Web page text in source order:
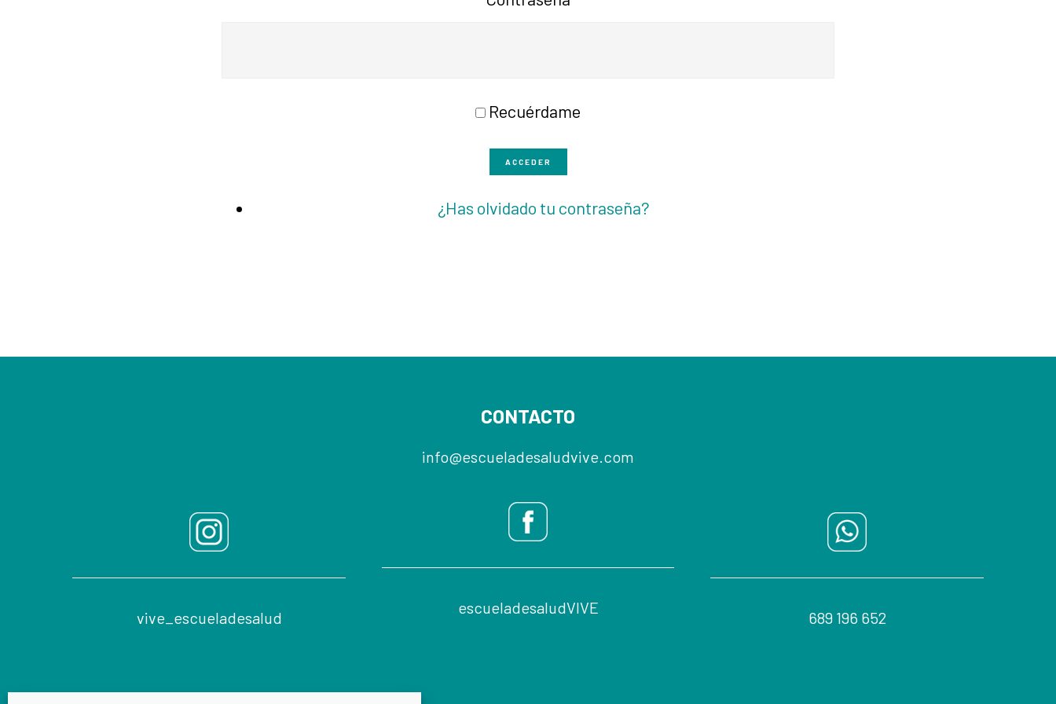
Recuérdame
ACCEDER
¿Has olvidado tu contraseña?
vive_escueladesalud
CONTACTO
info@escueladesaludvive.com
escueladesaludVIVE
689 196 652